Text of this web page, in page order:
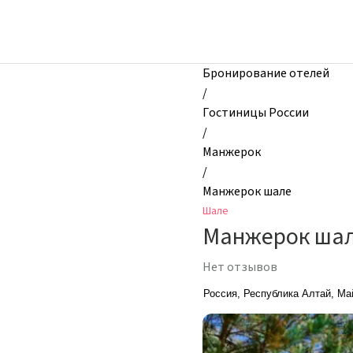
Манжерок
Бронирование отелей
/
Гостиницы России
/
Манжерок
/
Манжерок шале
Шале
Манжерок
Нет отзывов
Россия, Республика Алтай,